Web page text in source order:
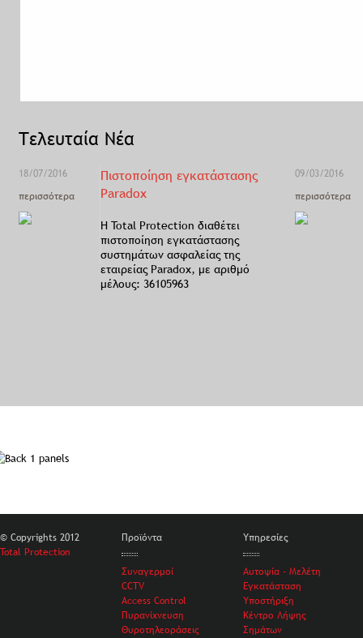
Τελευταία Νέα
18/07/2016
περισσότερα
Πιστοποίηση εγκατάστασης
Paradox
Η Total Protection διαθέτει
πιστοποίηση εγκατάστασης
συστημάτων ασφαλείας της
εταιρείας Paradox, με αριθμό
μέλους: 36105963
09/03/2016
περισσότερα
© Copyrights 2012
Total Protection
Προϊόντα
Συναγερμοί
CCTV
Access Control
Πυρανίχνευση
Θυροτηλεοράσεις
Υπηρεσίες
Αυτοψία - Μελέτη
Εγκατάσταση
Υποστήριξη
Κέντρο Λήψης
Σημάτων